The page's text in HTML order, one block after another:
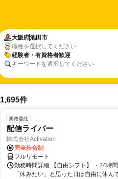
大阪府池田市
職種を選択してください
経験者・有資格者歓迎
キーワードを選択してください
1,695件
業務委託
配信ライバー
株式会社Activation
完全歩合制
フルリモート
勤務時間詳細 【自由シフト】 ・24時
「休みたい」と思った日は自由に休